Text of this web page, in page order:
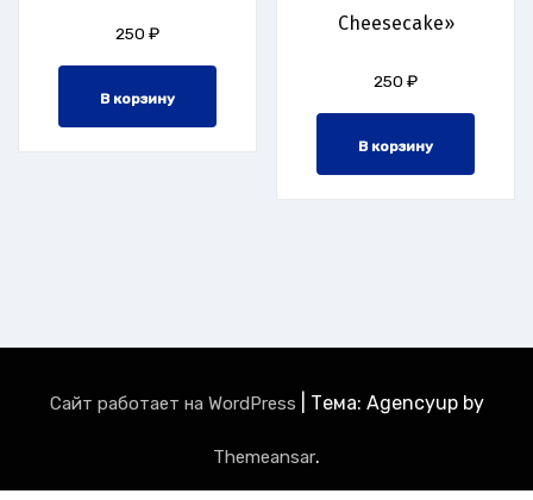
250 ₽
В корзину
Cheesecake»
250₽
В корзину
Сайт работает на WordPress Тема: Agencyup by
Themeansar.